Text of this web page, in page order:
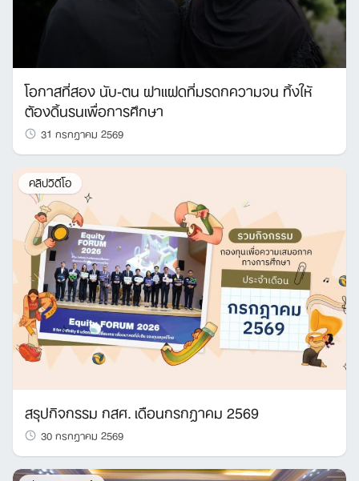
โอกาสที่สอง นับ-ตน ฝาแฝดที่มรดกความจน ทิ้งให้
ต้องดิ้นรนเพื่อการศึกษา
31 กรกฎาคม 2569
คลิปวิดีโอ
สรุปกิจกรรม กสศ. เดือนกรกฎาคม 2569
30 กรกฎาคม 2569